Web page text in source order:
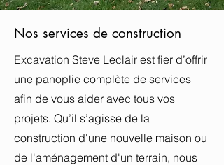
Nos services de construction
Excavation Steve Leclair est fier d’offrir
une panoplie complète de services
afin de vous aider avec tous vos
projets. Qu’il s’agisse de la
construction d'une nouvelle maison ou
de l'aménagement d'un terrain, nous